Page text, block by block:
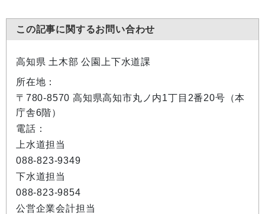
この記事に関するお問い合わせ
高知県 土木部 公園上下水道課
所在地：
〒780-8570 高知県高知市丸ノ内1丁目2番20号（本
庁舎6階）
電話：
上水道担当
088-823-9349
下水道担当
088-823-9854
公営企業会計担当